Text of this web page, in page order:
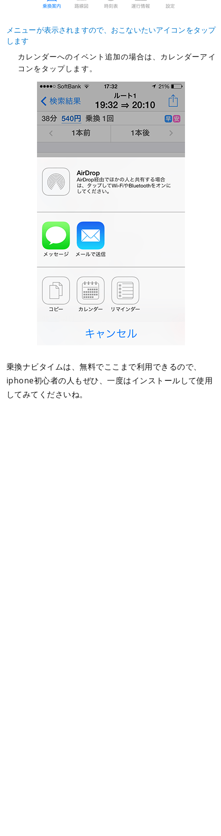
メニューが表示されますので、おこないたいアイコンをタップ
します
カレンダーへのイベント追加の場合は、カレンダーアイ
コンをタップします。
乗換ナビタイムは、無料でここまで利用できるので、
iphone初心者の人もぜひ、一度はインストールして使用
してみてくださいね。